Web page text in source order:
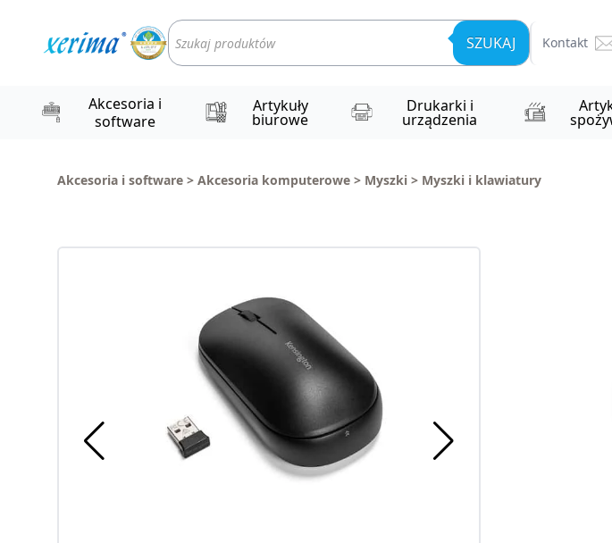
Wyszukiwarka
produktów SZUKAJ Kontakt
Akcesoria i
software
Artykuły
biurowe
Drukarki i
urządzenia
Akcesoria i software > Akcesoria komputerowe > Myszki > Myszki i klawiatury